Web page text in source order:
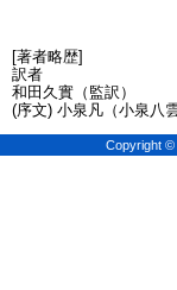
[著者略歴]
訳者
和田久實（監訳）
(序文) 小泉凡（小泉八
Copyright ©